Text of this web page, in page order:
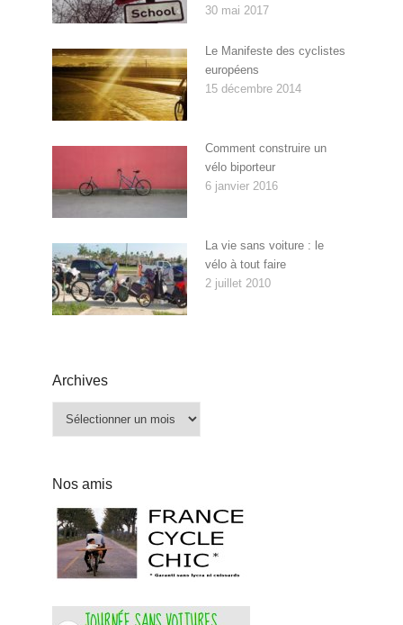
30 mai 2017
Le Manifeste des cyclistes
européens
15 décembre 2014
Comment construire un
vélo biporteur
6 janvier 2016
La vie sans voiture : le
vélo à tout faire
2 juillet 2010
Archives
Archives
Nos amis